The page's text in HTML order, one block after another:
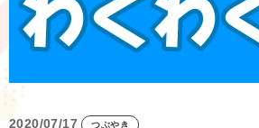
2020/07/17 つぶやき